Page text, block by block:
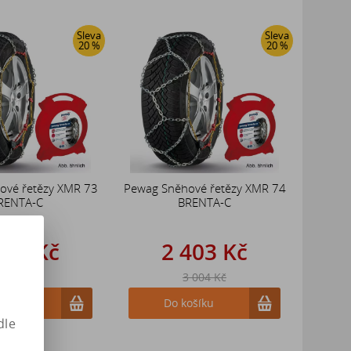
Sleva
20 %
řetězy XMR 73
C
Kč
Sleva
20 %
Pewag Sněhové řetězy XMR 74
BRENTA-C
2 403 Kč
3 004 Kč
Do košíku